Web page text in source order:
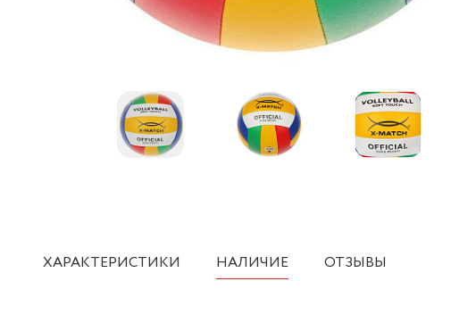
ХАРАКТЕРИСТИКИ НАЛИЧИЕ ОТЗЫВЫ